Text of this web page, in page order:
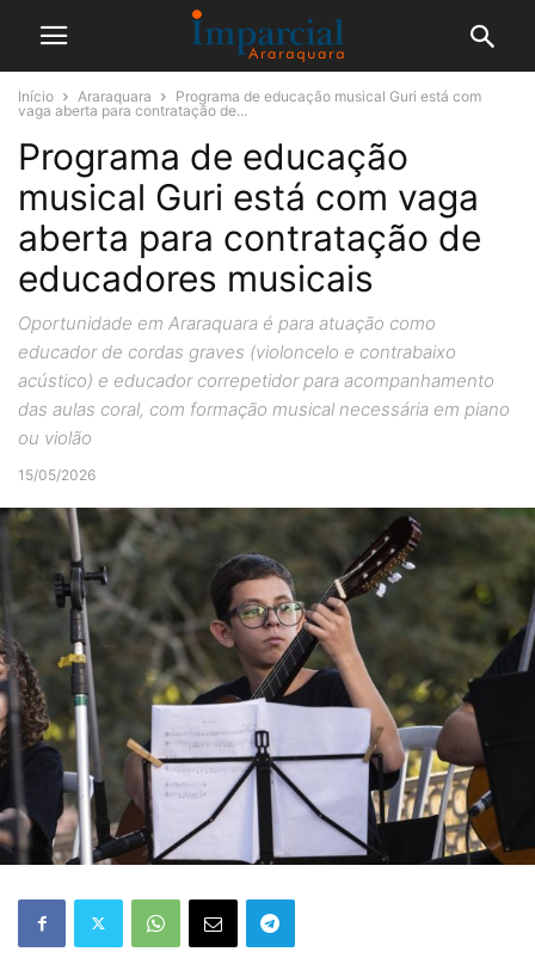
Início Araraquara
Programa de educação musical Guri está com
vaga aberta para contratação de...
Programa de educação
musical Guri está com vaga
aberta para contratação de
educadores musicais
Oportunidade em Araraquara é para atuação como
educador de cordas graves (violoncelo e contrabaixo
acústico) e educador correpetidor para acompanhamento
das aulas coral, com formação musical necessária em piano
ou violão
15/05/2026